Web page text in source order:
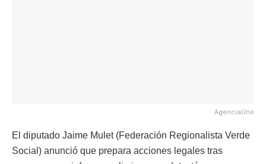
AgenciaUno
El diputado Jaime Mulet (Federación Regionalista Verde
Social) anunció que prepara acciones legales tras